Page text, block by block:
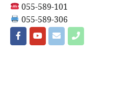
055-589-101
055-589-306